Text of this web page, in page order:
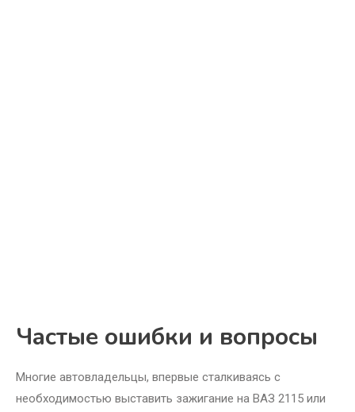
Частые ошибки и вопросы
Многие автовладельцы, впервые сталкиваясь с
необходимостью выставить зажигание на ВАЗ 2115 или